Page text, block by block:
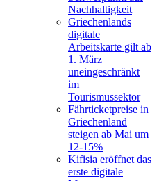
Nachhaltigkeit
Griechenlands
digitale
Arbeitskarte gilt ab
1. März
uneingeschränkt
im
Tourismussektor
Fährticketpreise in
Griechenland
steigen ab Mai um
12-15%
Kifisia eröffnet das
erste digitale